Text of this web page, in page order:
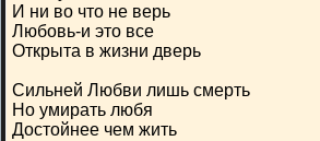
И ни во что не верь
Любовь-и это все
Открыта в жизни дверь
Сильней Любви лишь смерть
Но умирать любя
Достойнее чем жить